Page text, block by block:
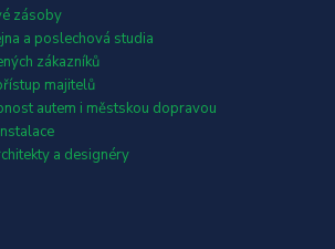
zásoby
a poslechová studia
zákazníků
majitelů
autem i městskou dopravou
a designéry